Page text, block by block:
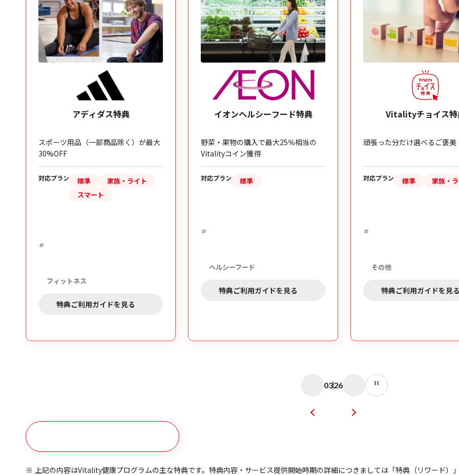
アディダス特典
ーツ用品（一部商品除く）が最大
標準
家族・ライト
特典ご利用ガイドを見る
イオンヘルシーフード特典
野菜・果物の購入で最大25％相当の
Vitalityコイン獲得
標準
特典ご利用ガイドを見る
Vitalityチョイス特典
頑張った分だけ選べるご褒美！
標準 家族・ライト
特典ご利用ガイドを見る
0426
上記の内容はVitality健康プログラムの主な特典です。特典内容・サービス提供開始時期の詳細につきましては「特典（リワード）